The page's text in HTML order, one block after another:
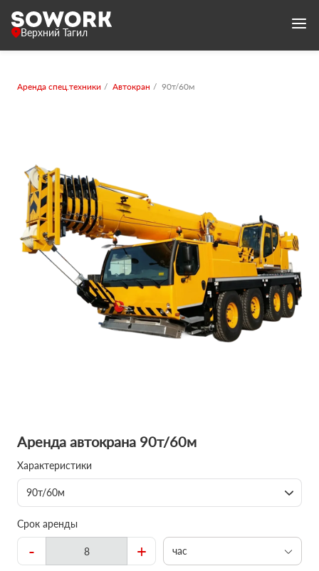
Верхний Тагил
Аренда спец.техники Автокран 90т/60м
Аренда автокрана 90т/60м
Характеристики
90т/60м
Срок аренды
- + час